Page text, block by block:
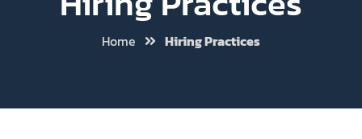
Home Hiring Practices